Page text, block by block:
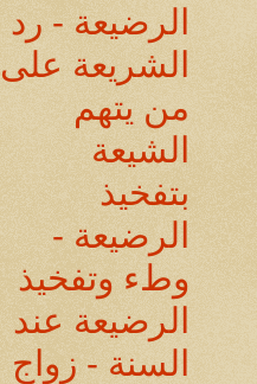
الرضيعة - رد
الشريعة على
من يتهم
الشيعة
بتفخيذ
الرضيعة -
وطء وتفخيذ
الرضيعة عند
السنة - زواج